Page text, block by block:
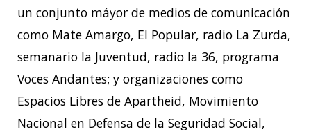
un conjunto máyor de medios de comunicación
como Mate Amargo, El Popular, radio La Zurda,
semanario la Juventud, radio la 36, programa
Voces Andantes; y organizaciones como
Espacios Libres de Apartheid, Movimiento
Nacional en Defensa de la Seguridad Social,